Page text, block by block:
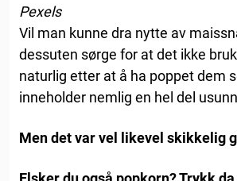
Pexels
Vil man kunne dra nytte av
dessuten sørge for at det ikke
naturlig etter at å ha poppet dem
inneholder nemlig en hel del
Men det var vel likevel skikkelig